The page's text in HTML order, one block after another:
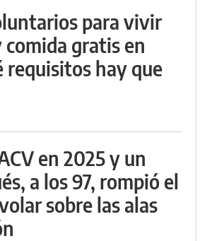
para vivir
comida gratis en
requisitos hay que
en 2025 y un
a los 97, rompió el
sobre las alas